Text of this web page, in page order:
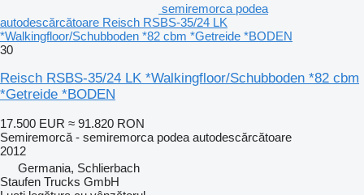
semiremorca podea
autodescărcătoare Reisch RSBS-35/24 LK
*Walkingfloor/Schubboden *82 cbm *Getreide *BODEN
30
Reisch RSBS-35/24 LK *Walkingfloor/Schubboden *82 cbm
*Getreide *BODEN
17.500 EUR ≈ 91.820 RON
Semiremorcă - semiremorca podea autodescărcătoare
2012
Germania, Schlierbach
Staufen Trucks GmbH